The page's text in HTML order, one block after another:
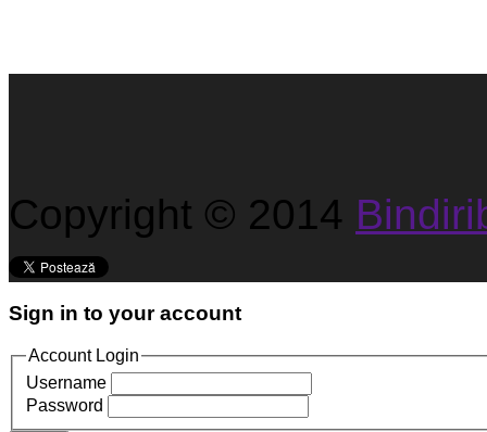
Copyright © 2014
Sign in to your account
Account Login
Username
Password